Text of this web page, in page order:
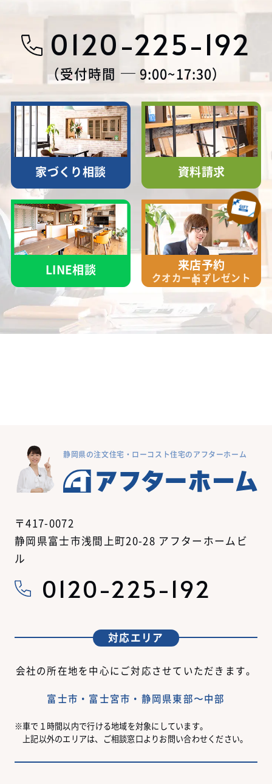
0120-225-192
受付時間 9:00~17:30
家づくり相談 資料請求
LINE相談 来店予約
クオカードプレゼント
中！
静岡県の注文住宅・ローコスト住宅のアフターホーム
〒417-0072
静岡県富士市浅間上町20-28 アフターホームビ
ル
0120-225-192
対応エリア
会社の所在地を中心にご対応させていただきます。
富士市・富士宮市・静岡県東部〜中部
車で１時間以内で行ける地域を対象にしています。
上記以外のエリアは、ご相談窓口よりお問い合わせください。